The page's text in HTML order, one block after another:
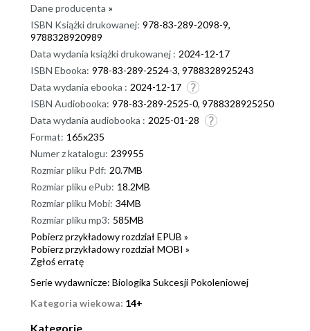
Dane producenta »
ISBN Książki drukowanej: 978-83-289-2098-9,
9788328920989
Data wydania książki drukowanej : 2024-12-17
ISBN Ebooka: 978-83-289-2524-3, 9788328925243
Data wydania ebooka : 2024-12-17
ISBN Audiobooka: 978-83-289-2525-0, 9788328925250
Data wydania audiobooka : 2025-01-28
Format: 165x235
Numer z katalogu: 239955
Rozmiar pliku Pdf: 20.7MB
Rozmiar pliku ePub: 18.2MB
Rozmiar pliku Mobi: 34MB
Rozmiar pliku mp3: 585MB
Pobierz przykładowy rozdział EPUB »
Pobierz przykładowy rozdział MOBI »
Zgłoś erratę
Serie wydawnicze: Biologika Sukcesji Pokoleniowej
Kategoria wiekowa: 14+
Kategorie